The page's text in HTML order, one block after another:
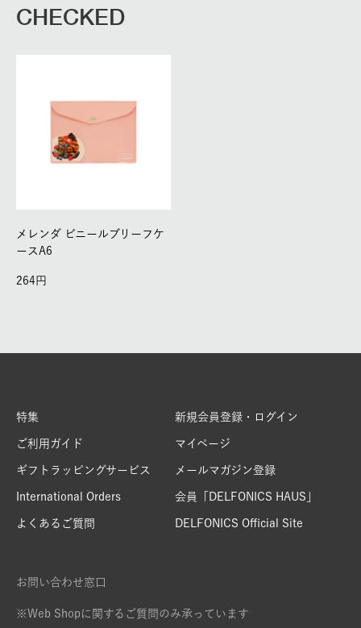
CHECKED
メレンダ ビニールブリーフケ
ースA6
264
特集
ご利用ガイド
ギフトラッピングサービス
International Orders
よくあるご質問
新規会員登録・ログイン
マイページ
メールマガジン登録
会員「DELFONICS HAUS」
DELFONICS Official Site
お問い合わせ窓口
※Web Shopに関するご質問のみ承っています